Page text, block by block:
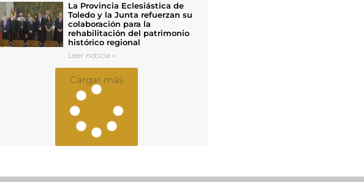
La Provincia Eclesiástica de
Toledo y la Junta refuerzan su
colaboración para la
rehabilitación del patrimonio
histórico regional
Leer noticia »
Cargar más